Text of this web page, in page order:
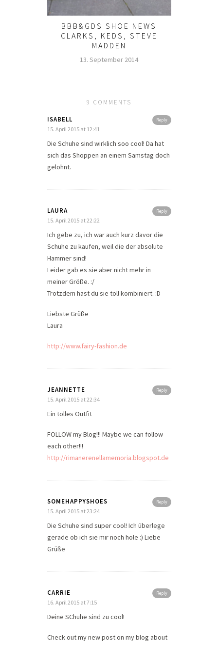
BBB&GDS SHOE NEWS
CLARKS, KEDS, STEVE
MADDEN
13. September 2014
9 COMMENTS
Reply
ISABELL
15. April 2015 at 12:41
Die Schuhe sind wirklich soo cool! Da hat
sich das Shoppen an einem Samstag doch
gelohnt.
Reply
LAURA
15. April 2015 at 22:22
Ich gebe zu, ich war auch kurz davor die
Schuhe zu kaufen, weil die der absolute
Hammer sind!
Leider gab es sie aber nicht mehr in
meiner Größe. :/
Trotzdem hast du sie toll kombiniert. :D
Liebste Grüße
Laura
http://www.fairy-fashion.de
Reply
JEANNETTE
15. April 2015 at 22:34
Ein tolles Outfit
FOLLOW my Blog!!! Maybe we can follow
each other!!!
http://rimanerenellamemoria.blogspot.de
Reply
SOMEHAPPYSHOES
15. April 2015 at 23:24
Die Schuhe sind super cool! Ich überlege
gerade ob ich sie mir noch hole :) Liebe
Grüße
Reply
CARRIE
16. April 2015 at 7:15
Deine SChuhe sind zu cool!
Check out my new post on my blog about